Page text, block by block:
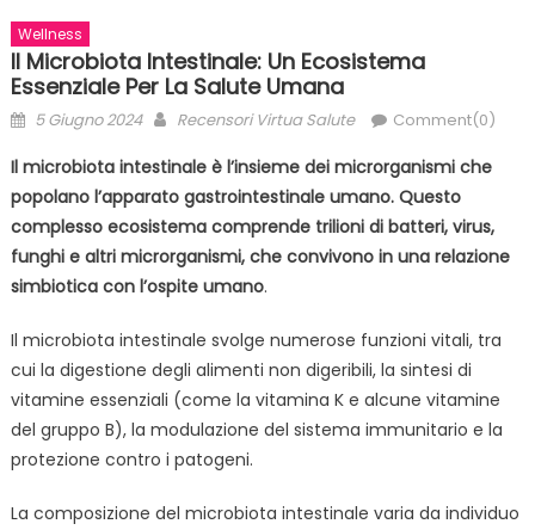
Wellness
Il Microbiota Intestinale: Un Ecosistema
Essenziale Per La Salute Umana
Posted
5 Giugno 2024 Author
Recensori Virtua Salute Comment(0)
Il microbiota intestinale è l’insieme dei microrganismi che
popolano l’apparato gastrointestinale umano. Questo
complesso ecosistema comprende trilioni di batteri, virus,
funghi e altri microrganismi, che convivono in una relazione
simbiotica con l’ospite umano.
Il microbiota intestinale svolge numerose funzioni vitali, tra
cui la digestione degli alimenti non digeribili, la sintesi di
vitamine essenziali (come la vitamina K e alcune vitamine
del gruppo B), la modulazione del sistema immunitario e la
protezione contro i patogeni.
La composizione del microbiota intestinale varia da individuo